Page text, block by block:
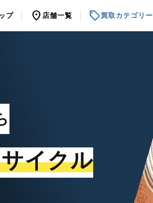
プ location_on 店舗一覧 sell買取カテゴリー
イクル